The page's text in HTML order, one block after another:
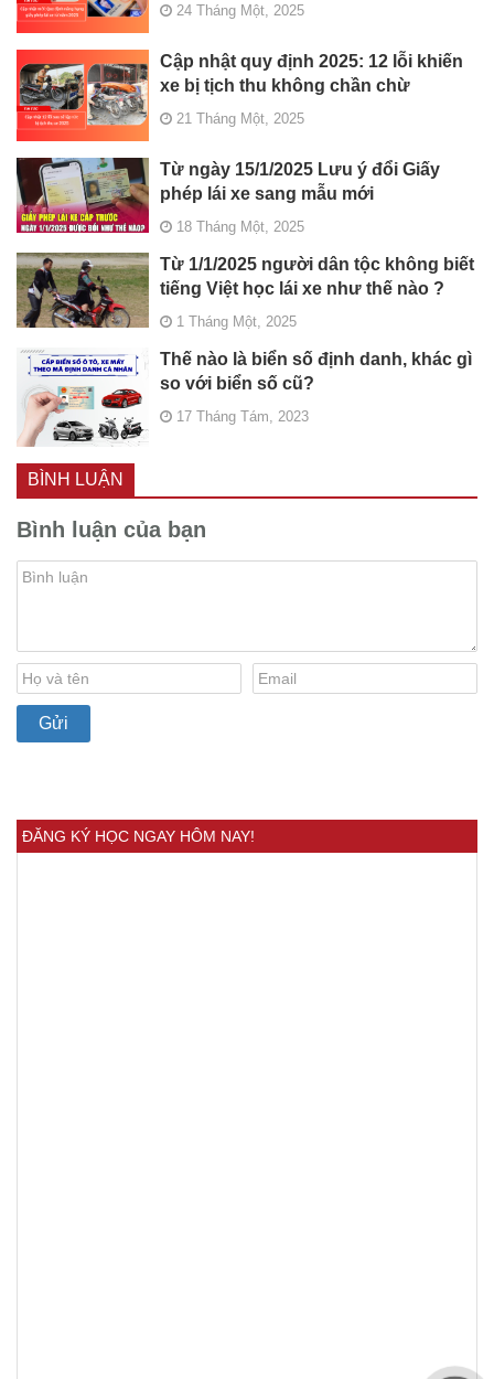
24 Tháng Một, 2025
Cập nhật quy định 2025: 12 lỗi khiến
xe bị tịch thu không chần chừ
21 Tháng Một, 2025
Từ ngày 15/1/2025 Lưu ý đổi Giấy
phép lái xe sang mẫu mới
18 Tháng Một, 2025
Từ 1/1/2025 người dân tộc không biết
tiếng Việt học lái xe như thế nào ?
1 Tháng Một, 2025
Thế nào là biển số định danh, khác gì
so với biển số cũ?
17 Tháng Tám, 2023
BÌNH LUẬN
Bình luận của bạn
ĐĂNG KÝ HỌC NGAY HÔM NAY!